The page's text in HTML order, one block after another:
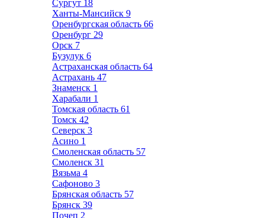
Сургут 18
Ханты-Мансийск 9
Оренбургская область 66
Оренбург 29
Орск 7
Бузулук 6
Астраханская область 64
Астрахань 47
Знаменск 1
Харабали 1
Томская область 61
Томск 42
Северск 3
Асино 1
Смоленская область 57
Смоленск 31
Вязьма 4
Сафоново 3
Брянская область 57
Брянск 39
Почеп 2